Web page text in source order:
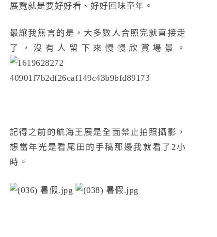
展覽就是要好好看、好好回味童年。
最讓我無言的是，大多數人合照完就直接走
了，沒有人留下來慢慢欣賞場景。
記得之前的航海王展是全面禁止拍照攝影，
想當年光是看尾田的手稿那邊我就看了2小
時。